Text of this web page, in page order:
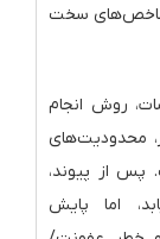
شاخص‌های سخت
روش انجام
محدودیت‌های
پس از پیوند،
اما پایش